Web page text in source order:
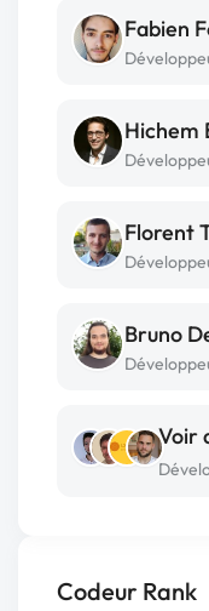
Codeur Rank
Fabien
Hichem
Florent
Bruno
Voir